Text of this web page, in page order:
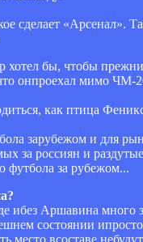
сделает «Арсенал».
хотел бы, чтобы
онпроехал мимо ЧМ-
как птица
зарубежом и для
за россиян и
футбола за рубежом...
ибез Аршавина
состоянии
место всоставе